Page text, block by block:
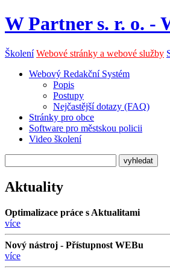
W Partner s. r. o. -
Školení Webové stránky a webové služby
Webový Redakční Systém
Popis
Postupy
Nejčastější dotazy (FAQ)
Stránky pro obce
Software pro městskou policii
Video školení
Aktuality
Optimalizace práce s Aktualitami
více
Nový nástroj - Přístupnost WEBu
více